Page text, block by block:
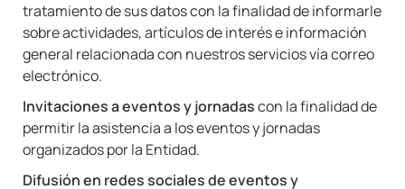
tratamiento de sus datos con la finalidad de informarle
sobre actividades, artículos de interés e información
general relacionada con nuestros servicios vía correo
electrónico.
Invitaciones a eventos y jornadascon la finalidad de
permitir la asistencia a los eventos y jornadas
organizados por la Entidad.
Difusión en redes sociales de eventos y